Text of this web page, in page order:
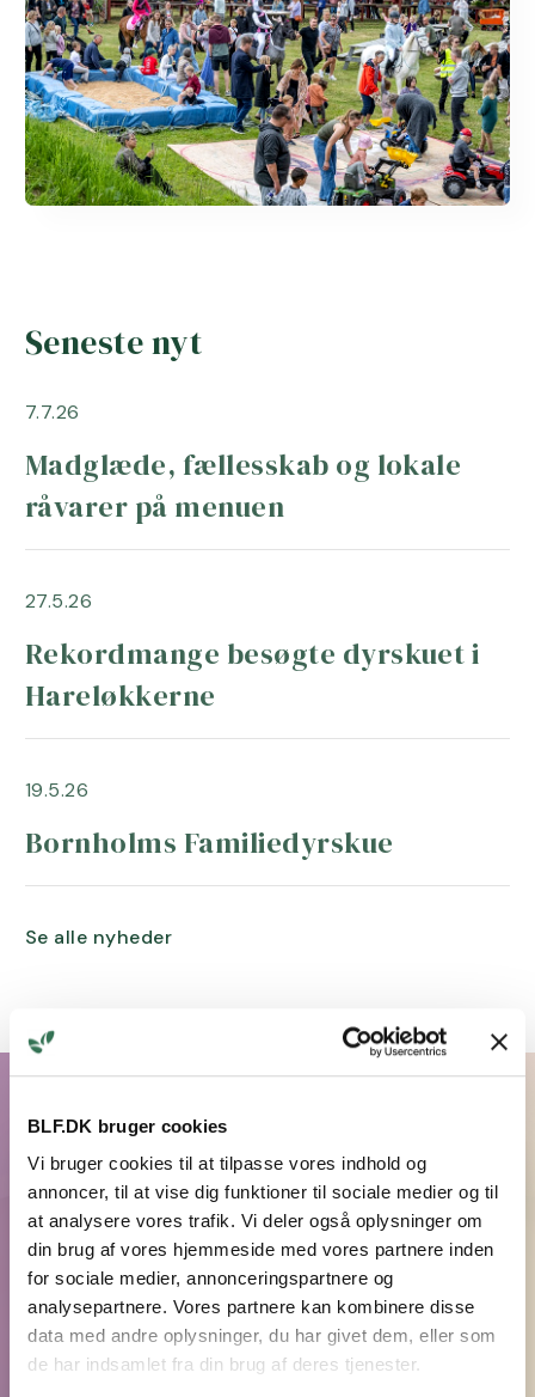
BLF.DK bruger cookies
Vi bruger cookies til at tilpasse vores indhold og
annoncer, til at vise dig funktioner til sociale medier og til
at analysere vores trafik. Vi deler også oplysninger om
din brug af vores hjemmeside med vores partnere inden
for sociale medier, annonceringspartnere og
analysepartnere. Vores partnere kan kombinere disse
data med andre oplysninger, du har givet dem, eller som
de har indsamlet fra din brug af deres tjenester.
Seneste nyt
7.7.26
Madglæde, fællesskab og lokale
råvarer på menuen
27.5.26
Rekordmange besøgte dyrskuet i
Hareløkkerne
19.5.26
Bornholms Familiedyrskue
Se alle nyheder